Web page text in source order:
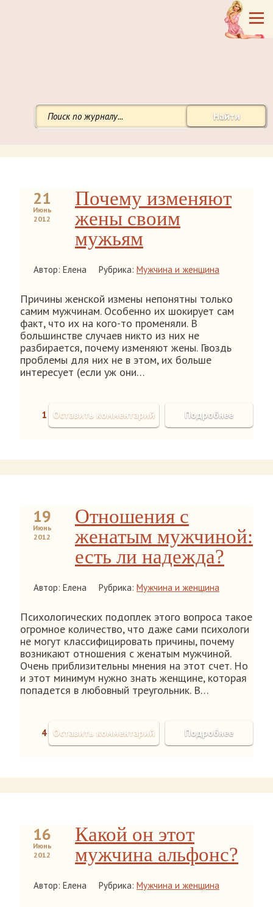
Найти
21
Июнь
2012
Почему изменяют
жены своим
мужьям
Автор: Елена Рубрика: Мужчина и женщина
Причины женской измены непонятны только
самим мужчинам. Особенно их шокирует сам
факт, что их на кого-то променяли. В
большинстве случаев никто из них не
разбирается, почему изменяют жены. Гвоздь
проблемы для них не в этом, их больше
интересует (если уж они…
1 Подробнее
Оставить комментарий
19
Июнь
2012
Отношения с
женатым мужчиной:
есть ли надежда?
Автор: Елена Рубрика: Мужчина и женщина
Психологических подоплек этого вопроса такое
огромное количество, что даже сами психологи
не могут классифицировать причины, почему
возникают отношения с женатым мужчиной.
Очень приблизительны мнения на этот счет. Но
и этот минимум нужно знать женщине, которая
попадется в любовный треугольник. В…
4 Подробнее
Оставить комментарий
16
Июнь
2012
Какой он этот
мужчина альфонс?
Автор: Елена Рубрика: Мужчина и женщина